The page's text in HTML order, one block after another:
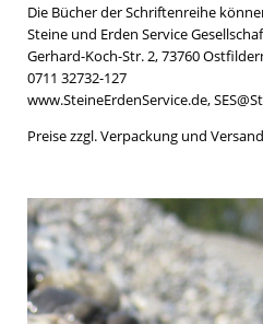
Die Bücher der Schriftenreihe
Steine und Erden Service
Gerhard-Koch-Str. 2, 73760
0711 32732-127
www.SteineErdenService.de,
Preise zzgl. Verpackung und